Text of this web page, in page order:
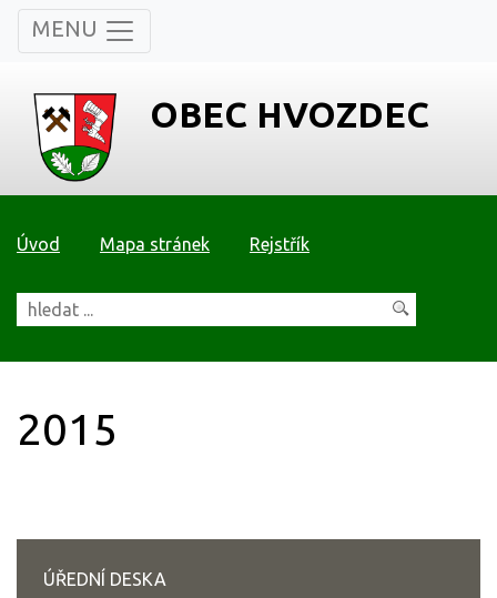
MENU
OBEC HVOZDEC
Úvod Mapa stránek Rejstřík
2015
ÚŘEDNÍ DESKA